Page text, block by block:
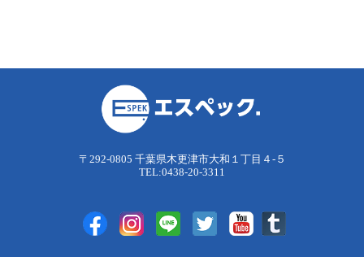
〒292-0805 千葉県木更津市大和１丁目４-５
TEL:0438-20-3311